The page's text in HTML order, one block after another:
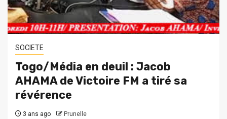
SOCIETE
Togo/Média en deuil : Jacob
AHAMA de Victoire FM a tiré sa
révérence
3 ans ago Prunelle